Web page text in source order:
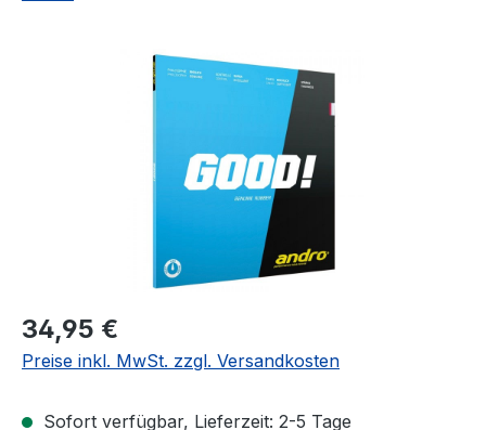
Regulärer Preis:
34,95 €
Preise inkl. MwSt. zzgl. Versandkosten
Sofort verfügbar, Lieferzeit: 2-5 Tage